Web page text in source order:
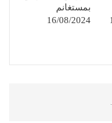
بمستغانم
16/08/2024